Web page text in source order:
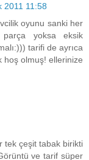
2011 11:58
oyunu sanki her
yoksa eksik
tarifi de ayrıca
hoş olmuş! ellerinize
tek çeşit tabak birikti
ve tarif süper